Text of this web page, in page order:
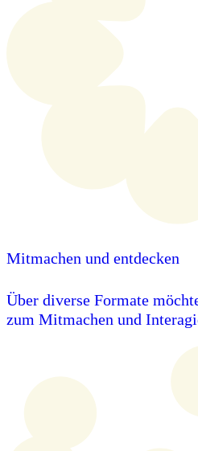
Mitmachen und entdecken
Über diverse Formate
zum Mitmachen und